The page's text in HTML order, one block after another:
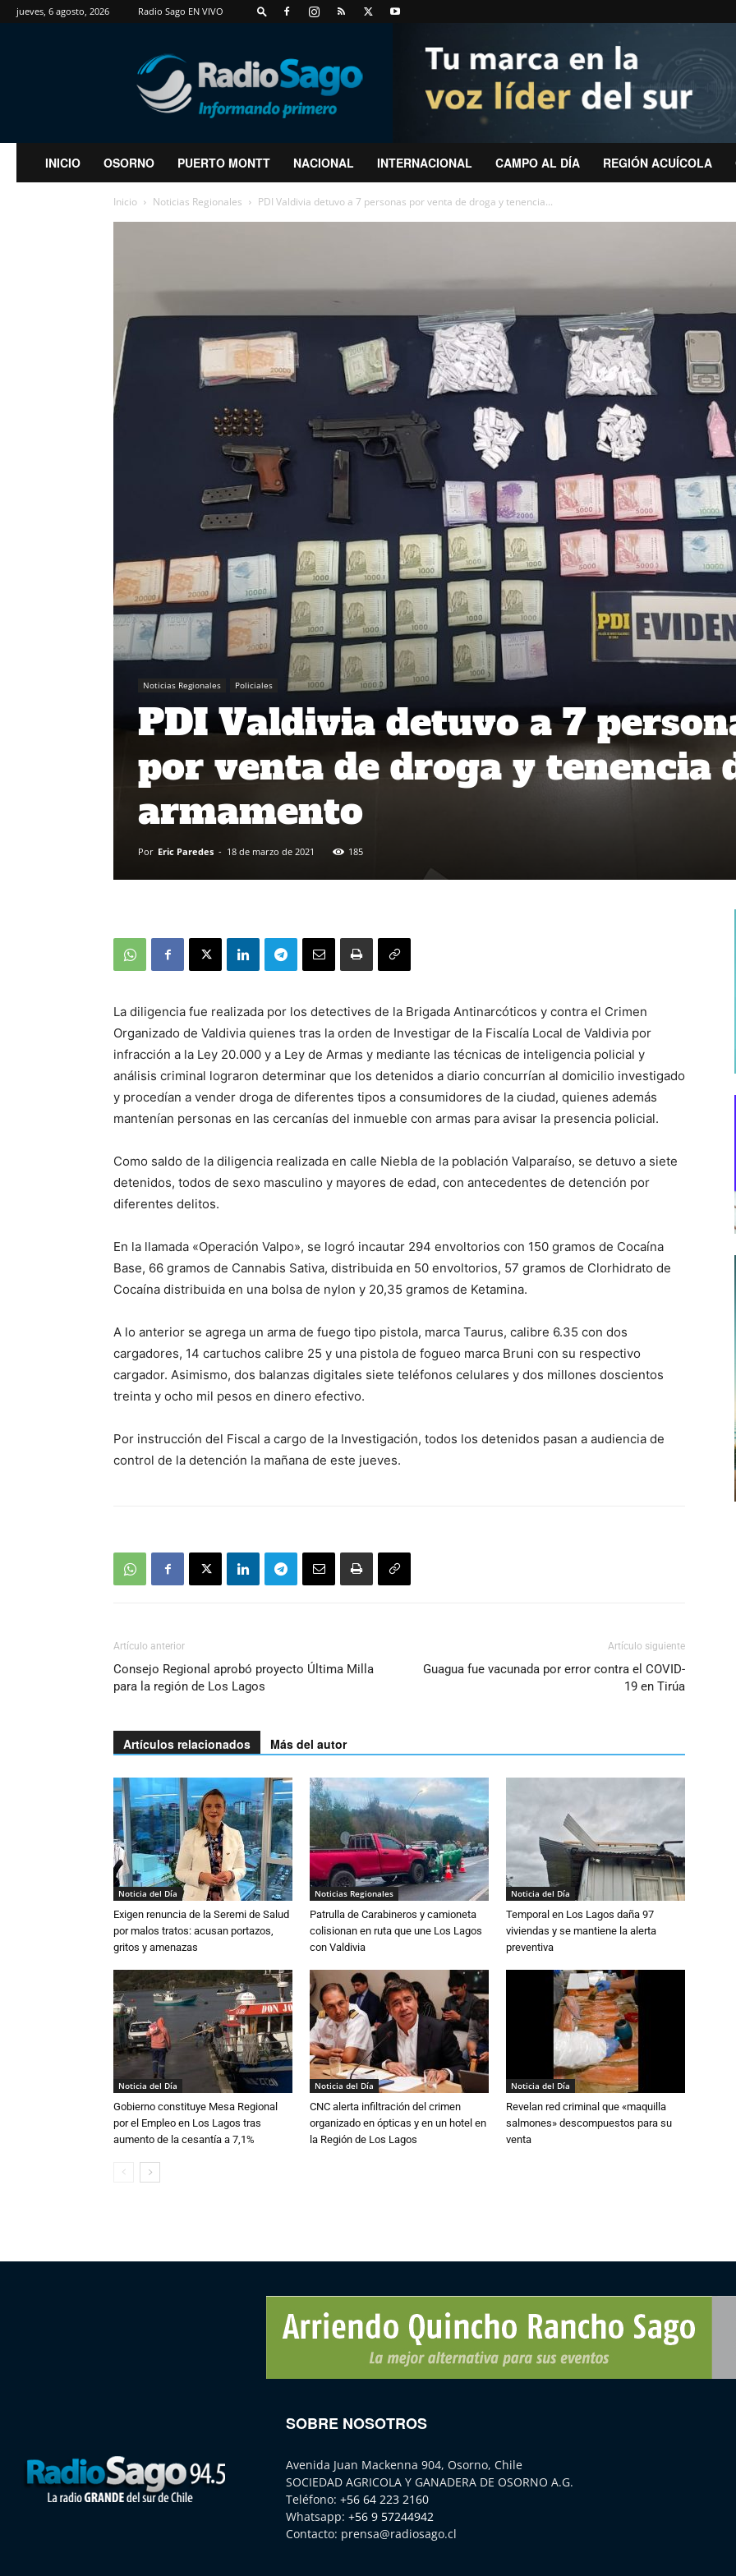
jueves, 6 agosto, 2026 Radio Sago EN VIVO
RadioSago
INICIO OSORNO PUERTO MONTT NACIONAL INTERNACIONAL CAMPO AL DÍA REGIÓN ACUÍCOLA
Inicio Noticias Regionales PDI Valdivia detuvo a 7 personas por venta de droga y tenencia...
Noticias Regionales Policiales
PDI Valdivia detuvo a 7
por venta de droga y tenencia
armamento
Por Eric Paredes - 18 de marzo de 2021 185
La diligencia fue realizada por los detectives de la Brigada Antinarcóticos y contra el Crimen
Organizado de Valdivia quienes tras la orden de Investigar de la Fiscalía Local de Valdivia por
infracción a la Ley 20.000 y a Ley de Armas y mediante las técnicas de inteligencia policial y
análisis criminal lograron determinar que los detenidos a diario concurrían al domicilio investigado
y procedían a vender droga de diferentes tipos a consumidores de la ciudad, quienes además
mantenían personas en las cercanías del inmueble con armas para avisar la presencia policial.
Como saldo de la diligencia realizada en calle Niebla de la población Valparaíso, se detuvo a siete
detenidos, todos de sexo masculino y mayores de edad, con antecedentes de detención por
diferentes delitos.
En la llamada «Operación Valpo», se logró incautar 294 envoltorios con 150 gramos de Cocaína
Base, 66 gramos de Cannabis Sativa, distribuida en 50 envoltorios, 57 gramos de Clorhidrato de
Cocaína distribuida en una bolsa de nylon y 20,35 gramos de Ketamina.
A lo anterior se agrega un arma de fuego tipo pistola, marca Taurus, calibre 6.35 con dos
cargadores, 14 cartuchos calibre 25 y una pistola de fogueo marca Bruni con su respectivo
cargador. Asimismo, dos balanzas digitales siete teléfonos celulares y dos millones doscientos
treinta y ocho mil pesos en dinero efectivo.
Por instrucción del Fiscal a cargo de la Investigación, todos los detenidos pasan a audiencia de
control de la detención la mañana de este jueves.
Artículo anterior
Consejo Regional aprobó proyecto Última Milla
para la región de Los Lagos
Artículo siguiente
Guagua fue vacunada por error contra el COVID-
19 en Tirúa
Artículos relacionados Más del autor
Noticia del Día
Exigen renuncia de la Seremi de Salud
por malos tratos: acusan portazos,
gritos y amenazas
Noticias Regionales
Patrulla de Carabineros y camioneta
colisionan en ruta que une Los Lagos
con Valdivia
Noticia del Día
Temporal en Los Lagos daña 97
viviendas y se mantiene la alerta
preventiva
Noticia del Día
Gobierno constituye Mesa Regional
por el Empleo en Los Lagos tras
aumento de la cesantía a 7,1%
Noticia del Día
CNC alerta infiltración del crimen
organizado en ópticas y en un hotel en
la Región de Los Lagos
Noticia del Día
Revelan red criminal que «maquilla
salmones» descompuestos para su
venta
SOBRE NOSOTROS
Avenida Juan Mackenna 904, Osorno, Chile
SOCIEDAD AGRICOLA Y GANADERA DE OSORNO A.G.
Teléfono: +56 64 223 2160
Whatsapp: +56 9 57244942
Contacto: prensa@radiosago.cl